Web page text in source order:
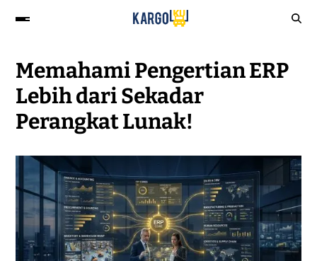
Memahami Pengertian ERP
Lebih dari Sekadar
Perangkat Lunak!